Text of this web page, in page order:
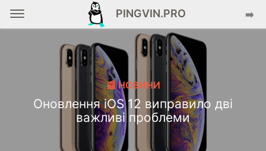
PINGVIN.PRO ➡️
📰 НОВИНИ
Оновлення iOS 12 виправило дві
важливі проблеми